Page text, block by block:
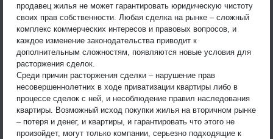
продавец жилья не может гарантировать юридическую чистоту
своих прав собственности. Любая сделка на рынке – сложный
комплекс коммерческих интересов и правовых вопросов, и
каждое изменение законодательства приводит к
дополнительным сложностям, появляются новые условия для
расторжения сделок.
Среди причин расторжения сделки – нарушение прав
несовершеннолетних в ходе приватизации квартиры либо в
процессе сделок с ней, и несоблюдение правил наследования
квартиры. Возможный исход покупки жилья на вторичном рынке
– потеря и денег, и квартиры, и гарантировать что этого не
произойдет, могут только компании, серьезно подходящие к